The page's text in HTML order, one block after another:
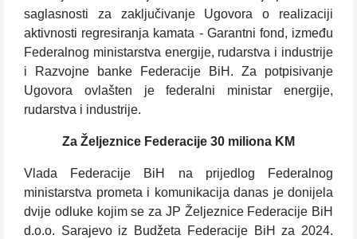
saglasnosti za zaključivanje Ugovora o realizaciji
aktivnosti regresiranja kamata - Garantni fond, između
Federalnog ministarstva energije, rudarstva i industrije
i Razvojne banke Federacije BiH. Za potpisivanje
Ugovora ovlašten je federalni ministar energije,
rudarstva i industrije.
Za Željeznice Federacije 30 miliona KM
Vlada Federacije BiH na prijedlog Federalnog
ministarstva prometa i komunikacija danas je donijela
dvije odluke kojim se za JP Željeznice Federacije BiH
d.o.o. Sarajevo iz Budžeta Federacije BiH za 2024.